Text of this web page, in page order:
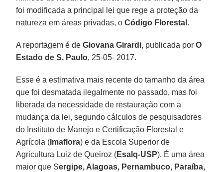
foi modificada a principal lei que rege a proteção da
natureza em áreas privadas, oCódigo Florestal .
A reportagem é deGiovana Girardi, publicada porO
Estado de S. Paulo, 25-05- 2017.
Esse é a estimativa mais recente do tamanho da área
que foi desmatada ilegalmente no passado, mas foi
liberada da necessidade de restauração com a
mudança da lei, segundo cálculos de pesquisadores
do Instituto de Manejo e Certificação Florestal e
Agrícola ( Imaflora) e da Escola Superior de
Agricultura Luiz de Queiroz (Esalq-USP). É uma área
maior que Sergipe, Alagoas, Pernambuco, Paraíba,